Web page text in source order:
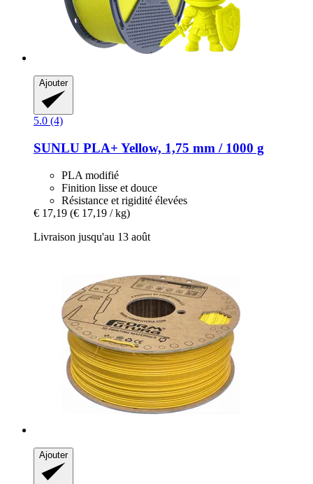
Ajouter
5.0 (4)
SUNLU PLA+ Yellow, 1,75 mm / 1000 g
PLA modifié
Finition lisse et douce
Résistance et rigidité élevées
€ 17,19 (€ 17,19 / kg)
Livraison jusqu'au 13 août
Ajouter